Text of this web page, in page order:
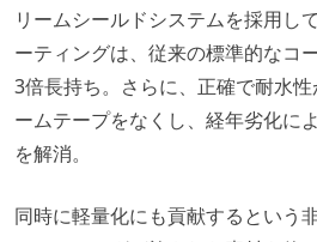
リームシールドシステムを採用し
ーティングは、従来の標準的なコ
3倍長持ち。さらに、正確で耐水
ームテープをなくし、経年劣化に
を解消。
同時に軽量化にも貢献するという